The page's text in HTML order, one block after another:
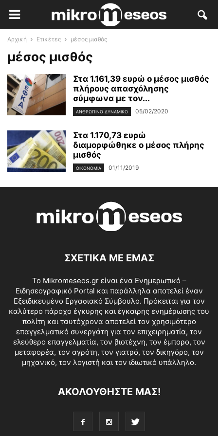
Αρχική Ετικέτες μέσος μισθός
μέσος μισθός
Στα 1.161,39 ευρώ ο μέσος μισθός
πλήρους απασχόλησης
σύμφωνα με τον...
ΑΝΘΡΏΠΙΝΟ ΔΥΝΑΜΙΚΌ 05/02/2020
Στα 1.170,73 ευρώ
διαμορφώθηκε ο μέσος πλήρης
μισθός
ΟΙΚΟΝΟΜΊΑ 01/11/2019
ΣΧΕΤΙΚΑ ΜΕ ΕΜΑΣ
Το Mikromeseos.gr είναι ένα Ενημερωτικό –
Ειδησεογραφικό Portal και παράλληλα αποτελεί έναν
Εξειδικευμένο Εργασιακό Σύμβουλο. Πρόκειται για τον
καλύτερο πάροχο έγκυρης και έγκαιρης ενημέρωσης του
πολίτη και ταυτόχρονα αποτελεί τον χρησιμότερο
επαγγελματικό συνεργάτη για τον επιχειρηματία, τον
ελεύθερο επαγγελματία, τον βιοτέχνη, τον έμπορο, τον
μεταφορέα, τον αγρότη, τον γιατρό, τον δικηγόρο, τον
μηχανικό, τον λογιστή και τον ιδιωτικό υπάλληλο.
ΑΚΟΛΟΥΘΗΣΤΕ ΜΑΣ!